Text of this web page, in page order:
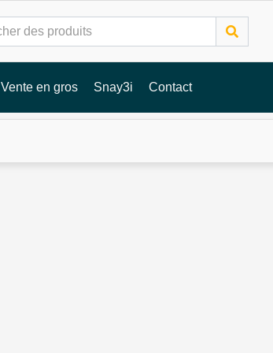
Vente en gros Snay3i Contact